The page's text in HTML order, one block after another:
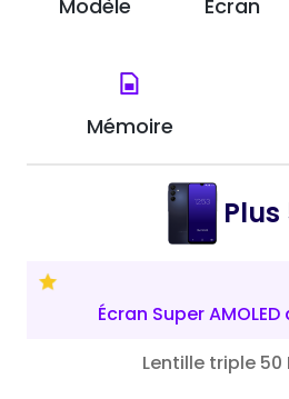
Modèle Écran
Mémoire
Plus
Écran Super
Lentille triple 50